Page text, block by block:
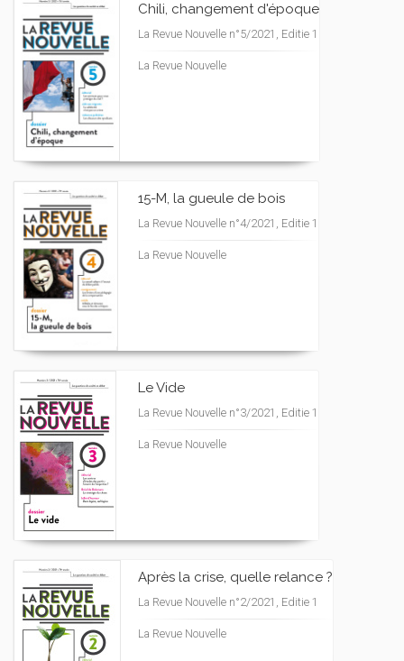
Chili, changement d'époque
La Revue Nouvelle n°5/2021, Editie 1
La Revue Nouvelle
15-M, la gueule de bois
La Revue Nouvelle n°4/2021, Editie 1
La Revue Nouvelle
Le Vide
La Revue Nouvelle n°3/2021, Editie 1
La Revue Nouvelle
Après la crise, quelle relance ?
La Revue Nouvelle n°2/2021, Editie 1
La Revue Nouvelle